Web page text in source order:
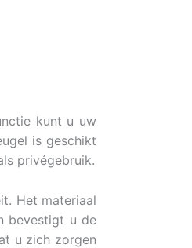
kunt u uw
is geschikt
privégebruik.
Het materiaal
bevestigt u de
u zich zorgen